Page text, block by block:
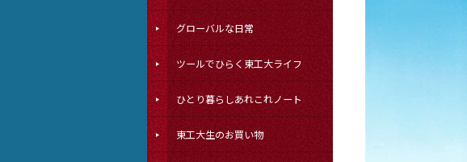
グローバルな日常
ツールでひらく東工大ライフ
ひとり暮らしあれこれノート
東工大生のお買い物